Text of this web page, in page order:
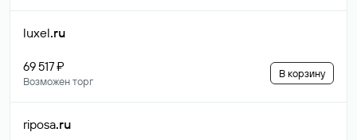
luxel.ru
69 517 ₽
Возможен торг
В корзину
riposa.ru